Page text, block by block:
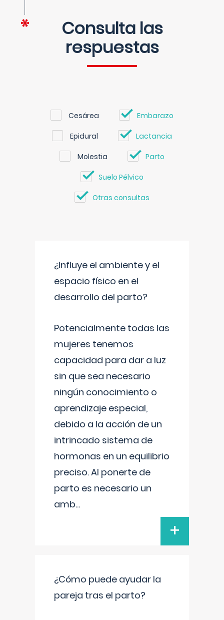
Consulta las
respuestas
Cesárea Embarazo
Epidural Lactancia
Molestia Parto
Suelo Pélvico
Otras consultas
¿Influye el ambiente y el
espacio físico en el
desarrollo del parto?
Potencialmente todas las
mujeres tenemos
capacidad para dar a luz
sin que sea necesario
ningún conocimiento o
aprendizaje especial,
debido a la acción de un
intrincado sistema de
hormonas en un equilibrio
preciso. Al ponerte de
parto es necesario un
amb...
+
¿Cómo puede ayudar la
pareja tras el parto?